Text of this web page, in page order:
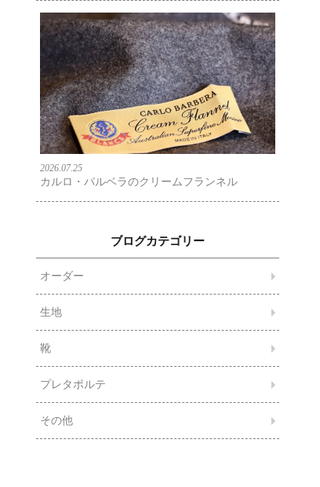
2026.07.25
カルロ・バルベラのクリームフランネル
ブログカテゴリー
オーダー
生地
靴
プレタポルテ
その他